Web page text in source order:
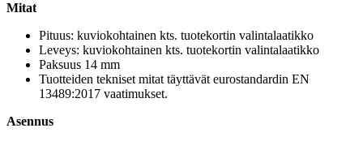
Mitat
Pituus: kuviokohtainen kts. tuotekortin valintalaatikko
Leveys: kuviokohtainen kts. tuotekortin valintalaatikko
Paksuus 14 mm
Tuotteiden tekniset mitat täyttävät eurostandardin EN
13489:2017 vaatimukset.
Asennus